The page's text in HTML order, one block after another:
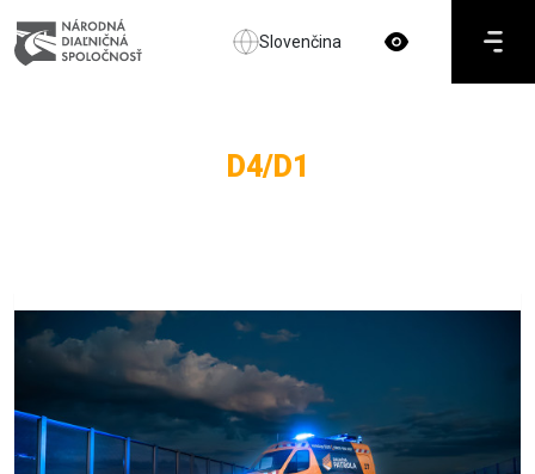
Slovenčina
D4/D1